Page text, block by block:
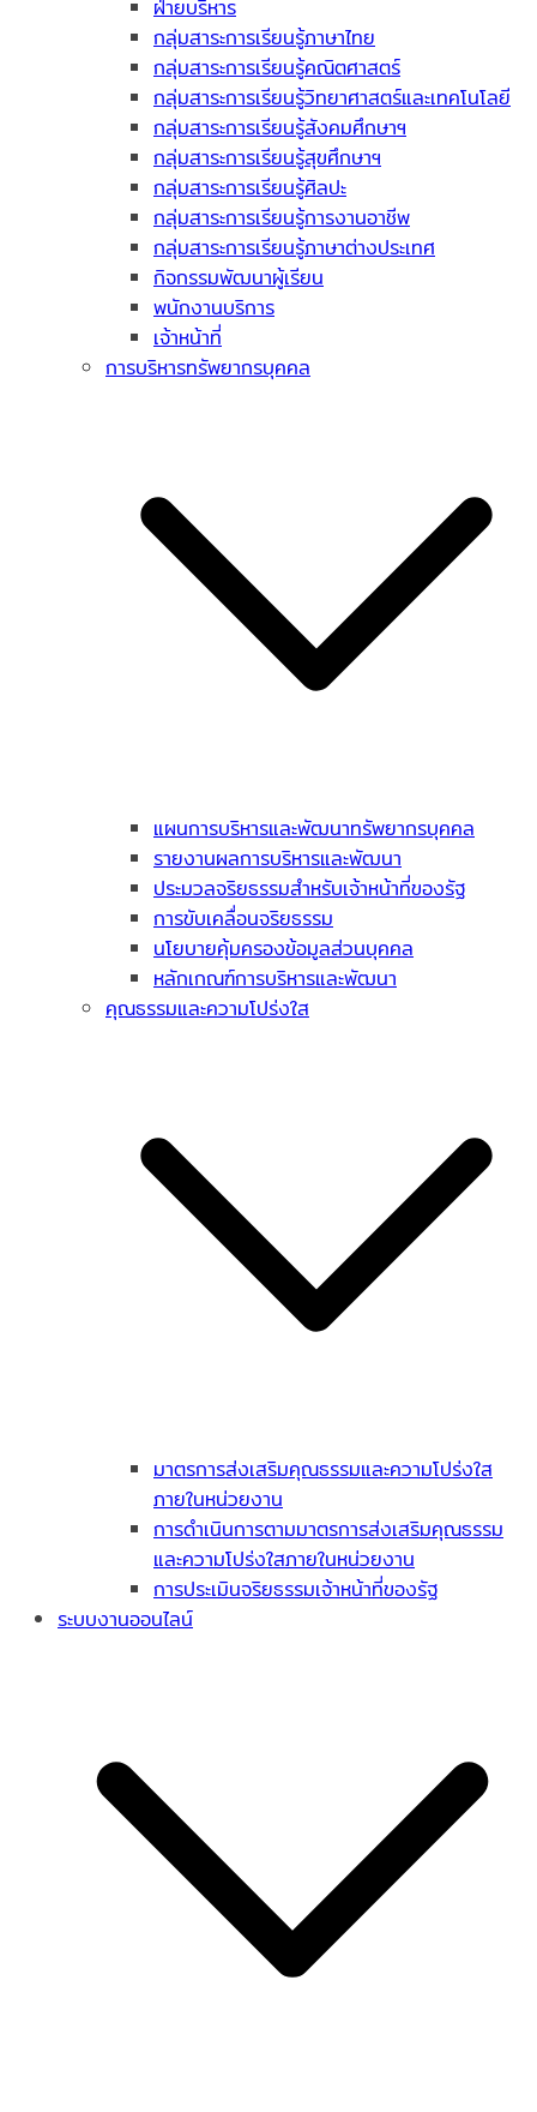
ฝ่ายบริหาร
กลุ่มสาระการเรียนรู้ภาษาไทย
กลุ่มสาระการเรียนรู้คณิตศาสตร์
กลุ่มสาระการเรียนรู้วิทยาศาสตร์และเทคโนโลยี
กลุ่มสาระการเรียนรู้สังคมศึกษาฯ
กลุ่มสาระการเรียนรู้สุขศึกษาฯ
กลุ่มสาระการเรียนรู้ศิลปะ
กลุ่มสาระการเรียนรู้การงานอาชีพ
กลุ่มสาระการเรียนรู้ภาษาต่างประเทศ
กิจกรรมพัฒนาผู้เรียน
พนักงานบริการ
เจ้าหน้าที่
การบริหารทรัพยากรบุคคล
แผนการบริหารและพัฒนาทรัพยากรบุคคล
รายงานผลการบริหารและพัฒนา
ประมวลจริยธรรมสำหรับเจ้าหน้าที่ของรัฐ
การขับเคลื่อนจริยธรรม
นโยบายคุ้มครองข้อมูลส่วนบุคคล
หลักเกณฑ์การบริหารและพัฒนา
คุณธรรมและความโปร่งใส
มาตรการส่งเสริมคุณธรรมและความโปร่งใส
ภายในหน่วยงาน
การดำเนินการตามมาตรการส่งเสริมคุณธรรม
และความโปร่งใสภายในหน่วยงาน
การประเมินจริยธรรมเจ้าหน้าที่ของรัฐ
ระบบงานออนไลน์